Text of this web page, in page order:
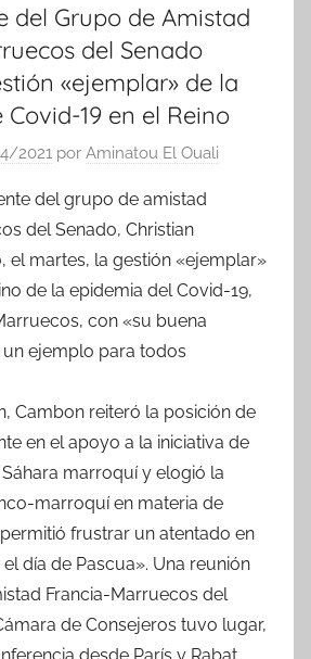
del Grupo de Amistad
del Senado
«ejemplar» de la
19 en el Reino
2021 por Aminatou El Ouali
del grupo de amistad
del Senado, Christian
el martes, la gestión «ejemplar»
de la epidemia del Covid-19,
con «su buena
ejemplo para todos
Cambon reiteró la posición de
en el apoyo a la iniciativa de
marroquí y elogió la
marroquí en materia de
frustrar un atentado en
día de Pascua». Una reunión
Francia-Marruecos del
de Consejeros tuvo lugar,